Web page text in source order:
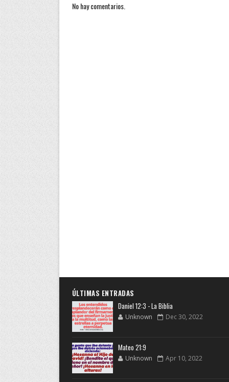
No hay comentarios.
ÚLTIMAS ENTRADAS
Daniel 12:3 - La Biblia
Unknown Dec 30, 2022
Mateo 21:9
Unknown Apr 10, 2022